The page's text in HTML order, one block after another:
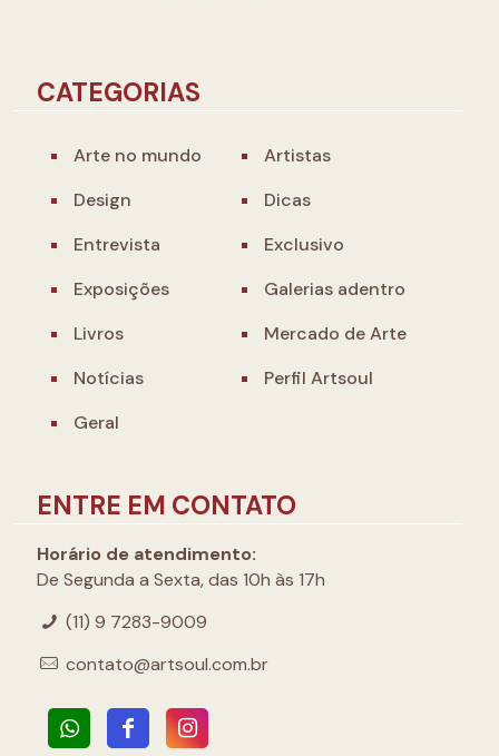
CATEGORIAS
Arte no mundo
Artistas
Design
Dicas
Entrevista
Exclusivo
Exposições
Galerias adentro
Livros
Mercado de Arte
Notícias
Perfil Artsoul
Geral
ENTRE EM CONTATO
Horário de atendimento:
De Segunda a Sexta, das 10h às 17h
(11) 9 7283-9009
contato@artsoul.com.br